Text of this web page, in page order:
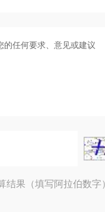
结果（填写阿拉伯数字